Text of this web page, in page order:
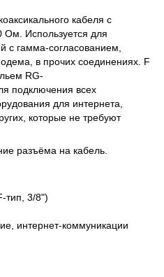
кабеля с
Ом. Используется для
с гамма-согласованием,
в прочих соединениях. F
RG-
подключения всех
для интернета,
которые не требуют
разъёма на кабель.
тип, 3/8")
интернет-коммуникации